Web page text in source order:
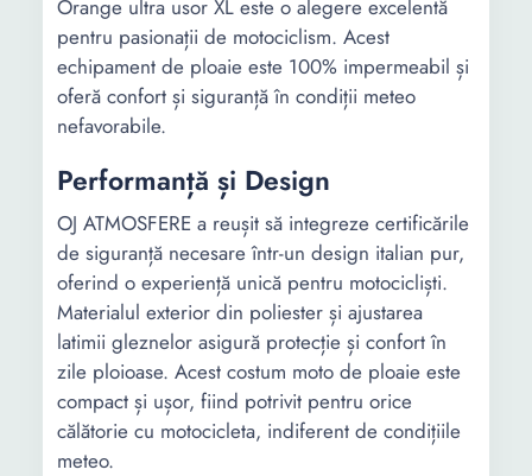
Orange ultra usor XL este o alegere excelentă
pentru pasionații de motociclism. Acest
echipament de ploaie este 100% impermeabil și
oferă confort și siguranță în condiții meteo
nefavorabile.
Performanță și Design
OJ ATMOSFERE a reușit să integreze certificările
de siguranță necesare într-un design italian pur,
oferind o experiență unică pentru motocicliști.
Materialul exterior din poliester și ajustarea
latimii gleznelor asigură protecție și confort în
zile ploioase. Acest costum moto de ploaie este
compact și ușor, fiind potrivit pentru orice
călătorie cu motocicleta, indiferent de condițiile
meteo.